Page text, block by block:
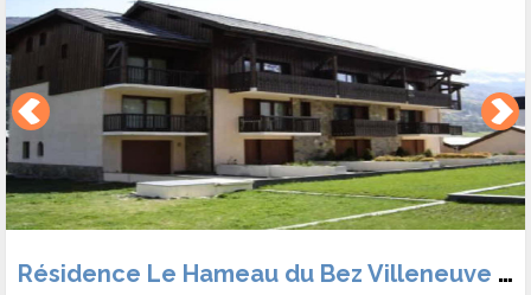
Résidence Le Hameau du Bez Villeneuve 1400